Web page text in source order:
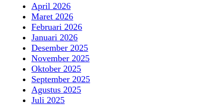
April 2026
Maret 2026
Februari 2026
Januari 2026
Desember 2025
November 2025
Oktober 2025
September 2025
Agustus 2025
Juli 2025